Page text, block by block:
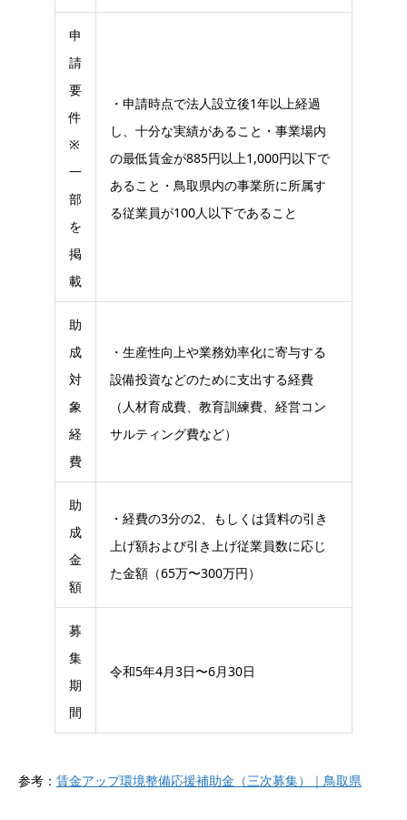
申
請
要
件
※
一
部
を
掲
載
・申請時点で法人設立後1年以上経過
し、十分な実績があること・事業場内
の最低賃金が885円以上1,000円以下で
あること・鳥取県内の事業所に所属す
る従業員が100人以下であること
助
成
対
象
経
費
・生産性向上や業務効率化に寄与する
設備投資などのために支出する経費
（人材育成費、教育訓練費、経営コン
サルティング費など）
助
成
金
額
・経費の3分の2、もしくは賃料の引き
上げ額および引き上げ従業員数に応じ
た金額（65万〜300万円）
募
集
期
間
令和5年4月3日〜6月30日
参考： 賃金アップ環境整備応援補助金（三次募集）｜鳥取県